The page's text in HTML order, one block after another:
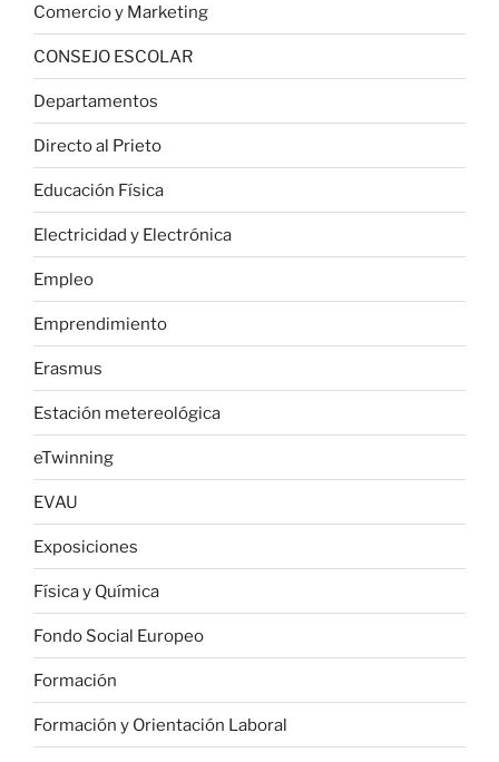
Comercio y Marketing
CONSEJO ESCOLAR
Departamentos
Directo al Prieto
Educación Física
Electricidad y Electrónica
Empleo
Emprendimiento
Erasmus
Estación metereológica
eTwinning
EVAU
Exposiciones
Física y Química
Fondo Social Europeo
Formación
Formación y Orientación Laboral